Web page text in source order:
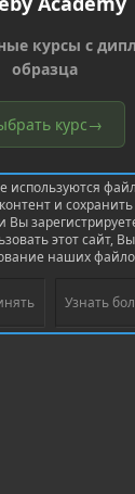
курсы с
образца
курс→
® © 2010-2026
of 8WAYRUN
используются
и
Вы
этот сайт,
наших
Узнать